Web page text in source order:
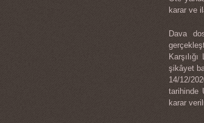
karar ve
Dava
şikâyet
14/12/
tarihinde
karar